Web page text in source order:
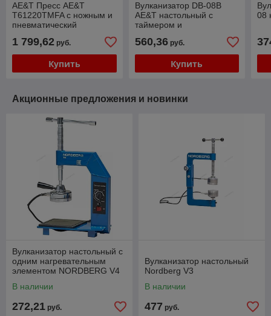
AE&T Пресс AE&T
T61220TMFA с ножным и
пневматический
1 799,62 руб.
Купить
Вулканизатор DB-08B
AE&T настольный с
таймером и
прижимом
560,36руб.
Купить
08
Акционные предложения и новинки
Вулканизатор настольный с
одним нагревательным
элементом NORDBERG V4
В наличии
272,21 руб.
Вулканизатор настольный
Nordberg V3
В наличии
477 руб.